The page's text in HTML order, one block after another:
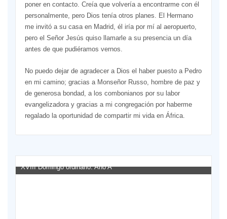
poner en contacto. Creía que volvería a encontrarme con él
personalmente, pero Dios tenía otros planes. El Hermano
me invitó a su casa en Madrid, él iría por mí al aeropuerto,
pero el Señor Jesús quiso llamarle a su presencia un día
antes de que pudiéramos vernos.
No puedo dejar de agradecer a Dios el haber puesto a Pedro
en mi camino; gracias a Monseñor Russo, hombre de paz y
de generosa bondad, a los combonianos por su labor
evangelizadora y gracias a mi congregación por haberme
regalado la oportunidad de compartir mi vida en África.